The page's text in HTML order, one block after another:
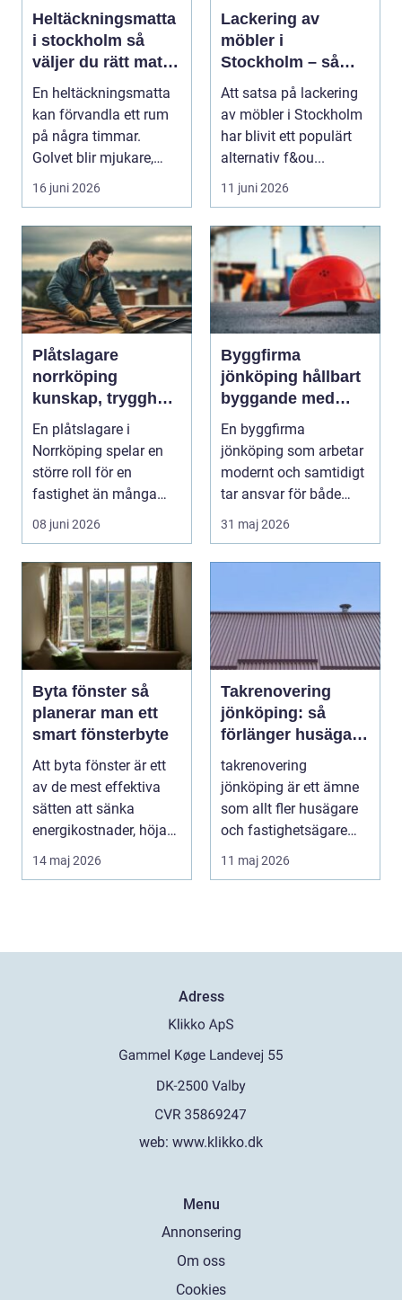
Heltäckningsmatta
i stockholm så
väljer du rätt matta
till hem och kontor
En heltäckningsmatta
kan förvandla ett rum
på några timmar.
Golvet blir mjukare,
ljudnivån sjunker o...
16 juni 2026
Lackering av
möbler i
Stockholm – så
förnyar du hemmet
med professionell
möbellackering
Att satsa på lackering
av möbler i Stockholm
har blivit ett populärt
alternativ f&ou...
11 juni 2026
Plåtslagare
norrköping
kunskap, trygghet
och hållbara
taklösningar
En plåtslagare i
Norrköping spelar en
större roll för en
fastighet än många
tänker på. Rätt
08 juni 2026
Byggfirma
jönköping hållbart
byggande med
fokus på trä
En byggfirma
jönköping som arbetar
modernt och samtidigt
tar ansvar för både
människa och miljö
31 maj 2026
Byta fönster så
planerar man ett
smart fönsterbyte
Att byta fönster är ett
av de mest effektiva
sätten att sänka
energikostnader, höja
komforten och ge...
14 maj 2026
Takrenovering
jönköping: så
förlänger husägare
livslängden på sina
tak
takrenovering
jönköping är ett ämne
som allt fler husägare
och fastighetsägare
intresserar sig för n...
11 maj 2026
Adress
web: www.klikko.dk
Menu
Annonsering
Om oss
Cookies